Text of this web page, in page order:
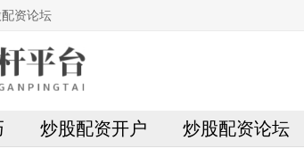
资论坛
炒股配资开户 炒股配资论坛